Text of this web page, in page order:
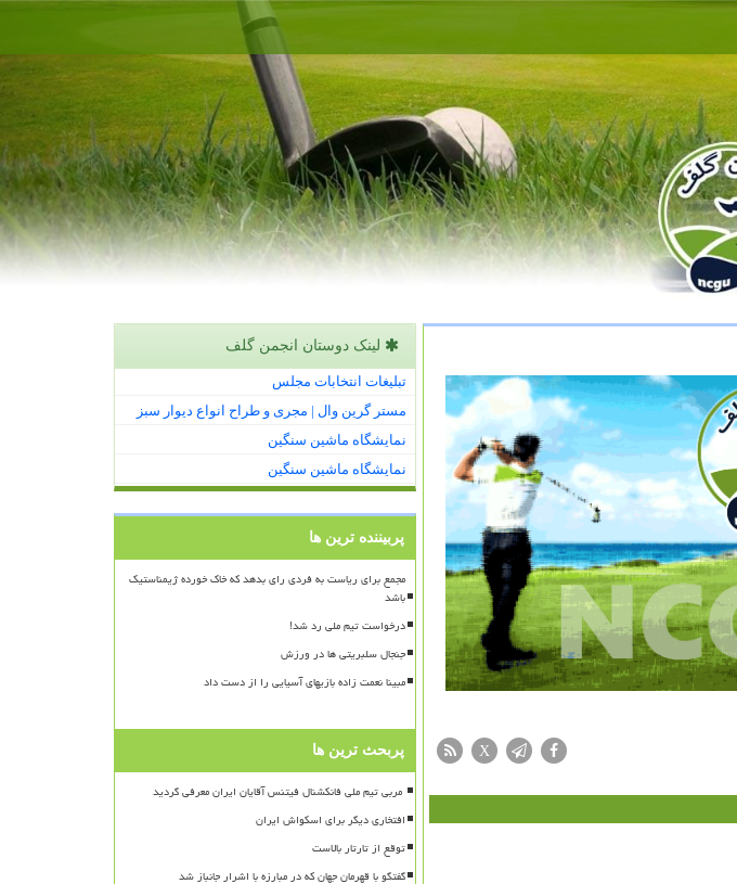
X
لینک دوستان انجمن گلف
تبلیغات انتخابات مجلس
مستر گرین وال | مجری و طراح انواع دیوار سبز
نمایشگاه ماشین سنگین
نمایشگاه ماشین سنگین
پربیننده ترین ها
مجمع برای ریاست به فردی رای بدهد که خاک خورده ژیمناستیک
باشد
درخواست تیم ملی رد شد!
جنجال سلبریتی ها در ورزش
مبینا نعمت زاده بازیهای آسیایی را از دست داد
پربحث ترین ها
افتخاری دیگر برای اسکواش ایران
توقع از تارتار بالاست
گفتگو با قهرمان جهان که در مبارزه با اشرار جانباز شد